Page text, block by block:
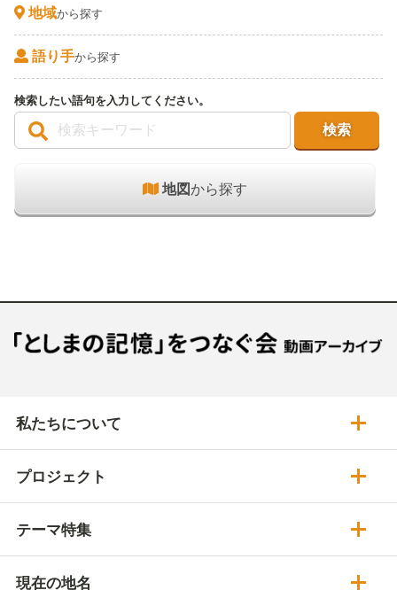
地域から探す
語り手から探す
検索したい語句を入力してください。
地図から探す
私たちについて
プロジェクト
テーマ特集
現在の地名